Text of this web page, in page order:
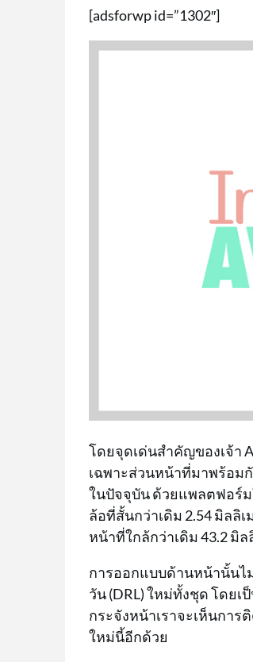
[adsforwp id=”1302″]
โดยจุดเด่นสำคัญของเจ้า
เฉพาะส่วนหน้าที่มาพร้อม
ในปัจจุบัน ด้วยแพลตฟอร์
ล้อที่สั้นกว่าเดิม 2.54 มิลลิ
หน้าที่ใกล้กว่าเดิม 43.2 มิล
การออกแบบด้านหน้านั้นไ
วัน (DRL) ใหม่ทั้งชุด โดย
กระจังหน้าเราจะเห็นการ
ใหม่นี้อีกด้วย